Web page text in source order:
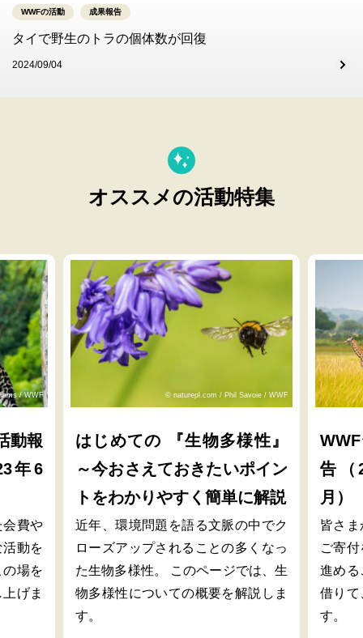
WWFの活動 成果報告
タイで野生のトラの個体数が回復
2024/09/04
オススメの活動特集
/ WWF
動報
年6
会費や
動を
場を
げま
© naturepl.com / Phil Savoie / WWF
はじめての 『生物多様性』
～今おさえておきたいポイン
トをわかりやすく簡単に解説
近年、環境問題を語る文脈の中でク
ローズアップされることの多くなっ
た生物多様性。 このページでは、生
物多様性についての概要を解説しま
す。
告（
月）
皆さ
ご寄
進める
借りて
す。